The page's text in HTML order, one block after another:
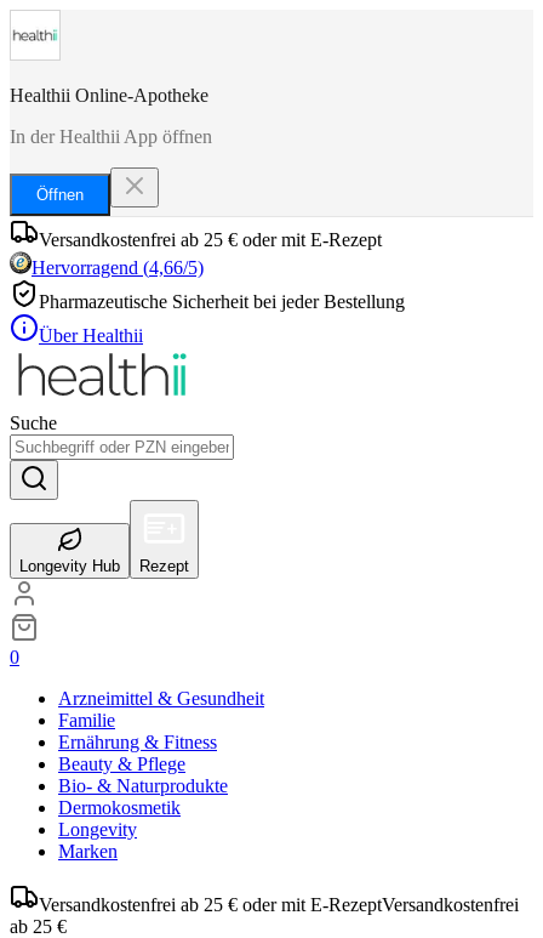
Healthii Online-Apotheke
In der Healthii App öffnen
Öffnen
Versandkostenfrei ab 25 € oder mit E-Rezept
Hervorragend (4,66/5)
Pharmazeutische Sicherheit bei jeder Bestellung
Über Healthii
Suche
Longevity Hub Rezept
0
Arzneimittel & Gesundheit
Familie
Ernährung & Fitness
Beauty & Pflege
Bio- & Naturprodukte
Dermokosmetik
Longevity
Marken
Versandkostenfrei ab 25 € oder mit E-RezeptVersandkostenfrei
ab 25 €